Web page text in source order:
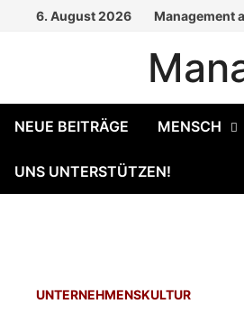
6. August 2026 Management
NEUE BEITRÄGE MENSCH
UNS UNTERSTÜTZEN!
UNTERNEHMENSKULTUR